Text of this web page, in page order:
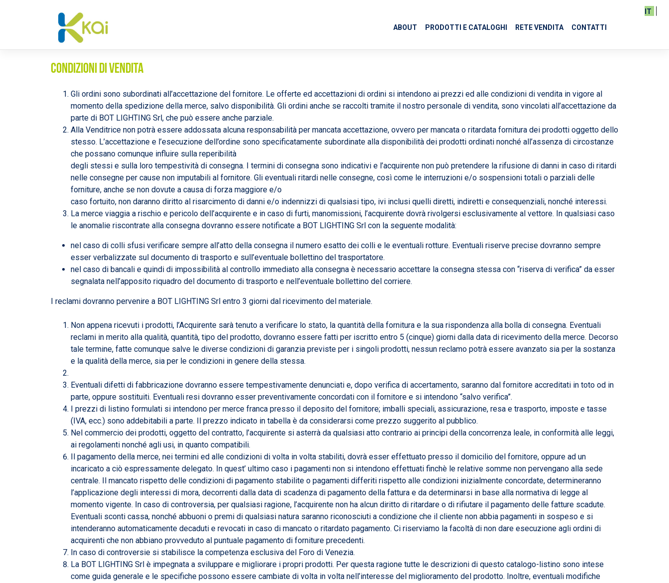
ABOUT PRODOTTI E CATALOGHI RETE VENDITA CONTATTI
IT
Condizioni di vendita
Gli ordini sono subordinati all’accettazione del fornitore. Le offerte ed accettazioni di ordini si intendono ai prezzi ed alle condizioni di vendita in vigore al
momento della spedizione della merce, salvo disponibilità. Gli ordini anche se raccolti tramite il nostro personale di vendita, sono vincolati all’accettazione da
parte di BOT LIGHTING Srl, che può essere anche parziale.
Alla Venditrice non potrà essere addossata alcuna responsabilità per mancata accettazione, ovvero per mancata o ritardata fornitura dei prodotti oggetto dello
stesso. L’accettazione e l’esecuzione dell’ordine sono specificatamente subordinate alla disponibilità dei prodotti ordinati nonché all’assenza di circostanze
che possano comunque influire sulla reperibilità
degli stessi e sulla loro tempestività di consegna. I termini di consegna sono indicativi e l’acquirente non può pretendere la rifusione di danni in caso di ritardi
nelle consegne per cause non imputabili al fornitore. Gli eventuali ritardi nelle consegne, così come le interruzioni e/o sospensioni totali o parziali delle
forniture, anche se non dovute a causa di forza maggiore e/o
caso fortuito, non daranno diritto al risarcimento di danni e/o indennizzi di qualsiasi tipo, ivi inclusi quelli diretti, indiretti e consequenziali, nonché interessi.
La merce viaggia a rischio e pericolo dell’acquirente e in caso di furti, manomissioni, l’acquirente dovrà rivolgersi esclusivamente al vettore. In qualsiasi caso
le anomalie riscontrate alla consegna dovranno essere notificate a BOT LIGHTING Srl con la seguente modalità:
nel caso di colli sfusi verificare sempre all’atto della consegna il numero esatto dei colli e le eventuali rotture. Eventuali riserve precise dovranno sempre
esser verbalizzate sul documento di trasporto e sull’eventuale bollettino del trasportatore.
nel caso di bancali e quindi di impossibilità al controllo immediato alla consegna è necessario accettare la consegna stessa con “riserva di verifica” da esser
segnalata nell’apposito riquadro del documento di trasporto e nell’eventuale bollettino del corriere.
I reclami dovranno pervenire a BOT LIGHTING Srl entro 3 giorni dal ricevimento del materiale.
Non appena ricevuti i prodotti, l’Acquirente sarà tenuto a verificare lo stato, la quantità della fornitura e la sua rispondenza alla bolla di consegna. Eventuali
reclami in merito alla qualità, quantità, tipo del prodotto, dovranno essere fatti per iscritto entro 5 (cinque) giorni dalla data di ricevimento della merce. Decorso
tale termine, fatte comunque salve le diverse condizioni di garanzia previste per i singoli prodotti, nessun reclamo potrà essere avanzato sia per la sostanza
e la qualità della merce, sia per le condizioni in genere della stessa.
Eventuali difetti di fabbricazione dovranno essere tempestivamente denunciati e, dopo verifica di accertamento, saranno dal fornitore accreditati in toto od in
parte, oppure sostituiti. Eventuali resi dovranno esser preventivamente concordati con il fornitore e si intendono “salvo verifica”.
I prezzi di listino formulati si intendono per merce franca presso il deposito del fornitore; imballi speciali, assicurazione, resa e trasporto, imposte e tasse
(IVA, ecc.) sono addebitabili a parte. Il prezzo indicato in tabella è da considerarsi come prezzo suggerito al pubblico.
Nel commercio dei prodotti, oggetto del contratto, l’acquirente si asterrà da qualsiasi atto contrario ai principi della concorrenza leale, in conformità alle leggi,
ai regolamenti nonché agli usi, in quanto compatibili.
Il pagamento della merce, nei termini ed alle condizioni di volta in volta stabiliti, dovrà esser effettuato presso il domicilio del fornitore, oppure ad un
incaricato a ciò espressamente delegato. In quest’ ultimo caso i pagamenti non si intendono effettuati finchè le relative somme non pervengano alla sede
centrale. Il mancato rispetto delle condizioni di pagamento stabilite o pagamenti differiti rispetto alle condizioni inizialmente concordate, determineranno
l’applicazione degli interessi di mora, decorrenti dalla data di scadenza di pagamento della fattura e da determinarsi in base alla normativa di legge al
momento vigente. In caso di controversia, per qualsiasi ragione, l’acquirente non ha alcun diritto di ritardare o di rifiutare il pagamento delle fatture scadute.
Eventuali sconti cassa, nonché abbuoni o premi di qualsiasi natura saranno riconosciuti a condizione che il cliente non abbia pagamenti in sospeso e si
intenderanno automaticamente decaduti e revocati in caso di mancato o ritardato pagamento. Ci riserviamo la facoltà di non dare esecuzione agli ordini di
acquirenti che non abbiano provveduto al puntuale pagamento di forniture precedenti.
In caso di controversie si stabilisce la competenza esclusiva del Foro di Venezia.
La BOT LIGHTING Srl è impegnata a sviluppare e migliorare i propri prodotti. Per questa ragione tutte le descrizioni di questo catalogo-listino sono intese
come guida generale e le specifiche possono essere cambiate di volta in volta nell’interesse del miglioramento del prodotto. Inoltre, eventuali modifiche